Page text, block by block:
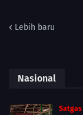
Lebih baru
Nasional
Satgas